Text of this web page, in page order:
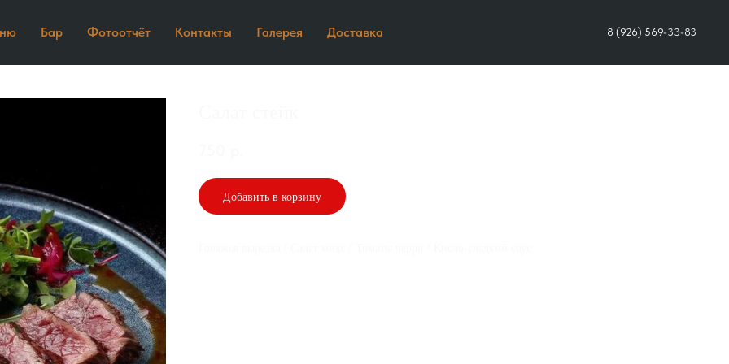
Бар Фотоотчёт Контакты Галерея Доставка 8 (926) 569-33-83
Добавить в корзину